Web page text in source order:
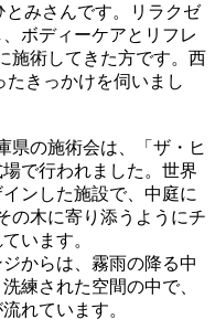
みさんです。リラクゼ
ボディーケアとリフレ
施術してきた方です。西
たきっかけを伺いまし
県の施術会は、「ザ・ヒ
で行われました。世界
ンした施設で、中庭に
の木に寄り添うようにチ
います。
からは、霧雨の降る中
練された空間の中で、
れています。